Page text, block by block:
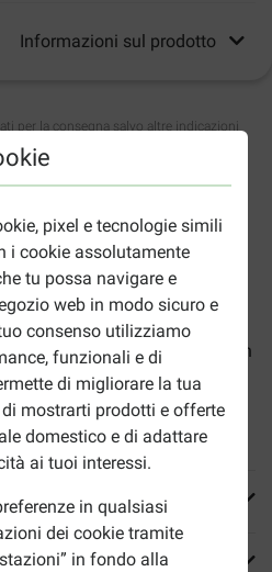
pixel e tecnologie simili
i cookie assolutamente
tu possa navigare e
web in modo sicuro e
consenso utilizziamo
funzionali e di
di migliorare la tua
mostrarti prodotti e offerte
domestico e di adattare
ai tuoi interessi.
in qualsiasi
dei cookie tramite
in fondo alla
Informazioni sul prodotto
per la consegna salvo altre indicazioni
Biome Digestive
g) è un alimento umido
digestivi.
3 (DHA ed EPA)
risolvere i problemi di diarrea in
ActivBiome+